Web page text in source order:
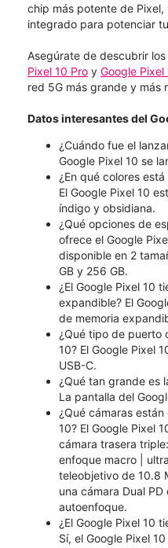
chip más potente de Pixel,
integrado para potenciar
Asegúrate de descubrir
Pixel 10 Pro y Google Pixel
red 5G más grande y más
Datos interesantes del
¿Cuándo fue el
Google Pixel 10 se
¿En qué colores
El Google Pixel 10
índigo y obsidiana.
¿Qué opciones de
ofrece el Google
disponible en 2
GB y 256 GB.
¿El Google Pixel 10
expandible? El
de memoria
¿Qué tipo de puerto
10? El Google Pixel
USB-C.
¿Qué tan grande es
La pantalla del
¿Qué cámaras
10? El Google Pixel
cámara trasera
enfoque macro |
teleobjetivo de 10.8
una cámara Dual
autoenfoque.
¿El Google Pixel 10
Sí, el Google Pixel